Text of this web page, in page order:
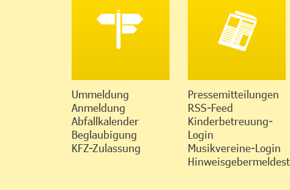
Ummeldung
Anmeldung
Abfallkalender
Beglaubigung
KFZ-Zulassung
Pressemitteilungen
RSS-Feed
Kinderbetreuung-
Login
Musikvereine-Login